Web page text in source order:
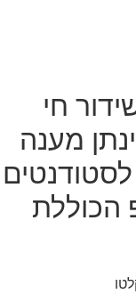
חי
מענה
הכוללת